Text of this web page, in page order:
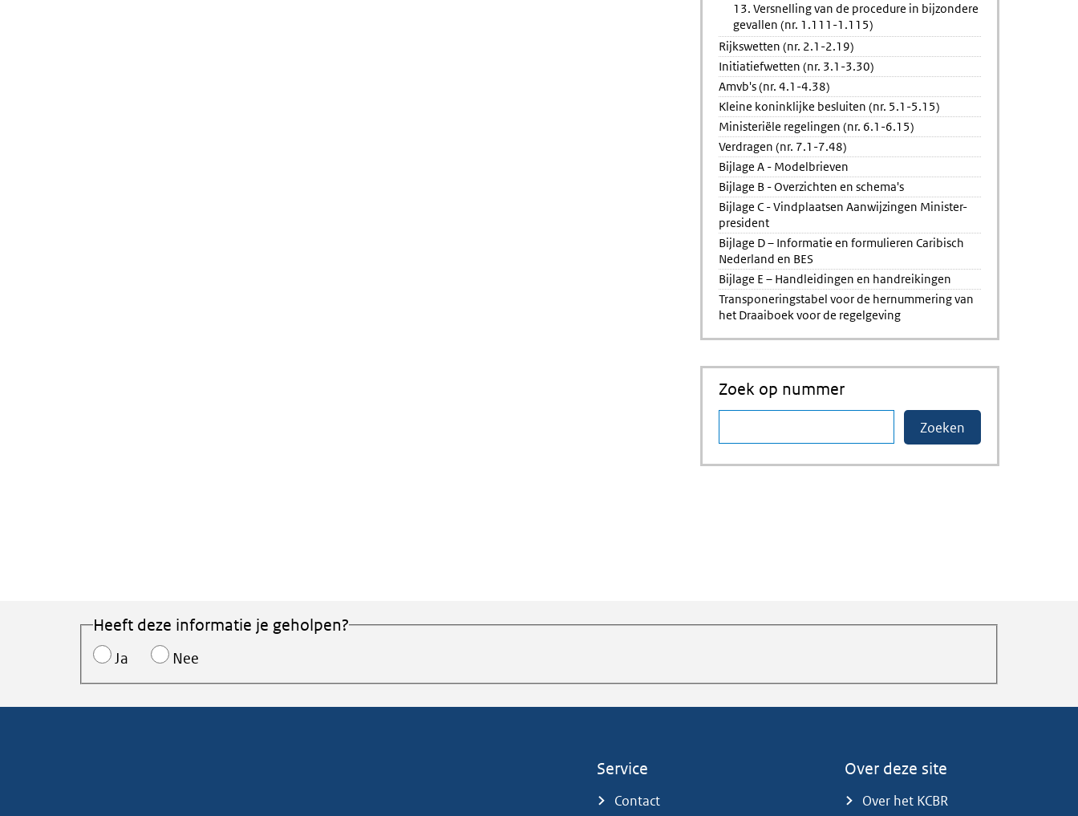
13. Versnelling van de procedure in bijzondere
gevallen (nr. 1.111-1.115)
Rijkswetten (nr. 2.1-2.19)
Initiatiefwetten (nr. 3.1-3.30)
Amvb's (nr. 4.1-4.38)
Kleine koninklijke besluiten (nr. 5.1-5.15)
Ministeriële regelingen (nr. 6.1-6.15)
Verdragen (nr. 7.1-7.48)
Bijlage A - Modelbrieven
Bijlage B - Overzichten en schema's
Bijlage C - Vindplaatsen Aanwijzingen Minister-
president
Bijlage D – Informatie en formulieren Caribisch
Nederland en BES
Bijlage E – Handleidingen en handreikingen
Transponeringstabel voor de hernummering van
het Draaiboek voor de regelgeving
Zoek op nummer
Heeft deze informatie je geholpen?
Ja Nee
Service
Contact
Over deze site
Over het KCBR